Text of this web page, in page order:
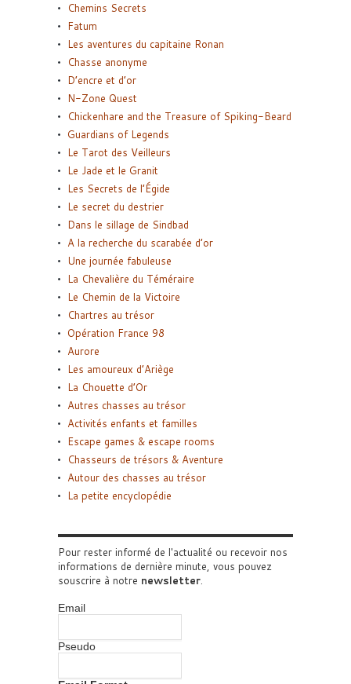
Chemins Secrets
Fatum
Les aventures du capitaine Ronan
Chasse anonyme
D’encre et d’or
N-Zone Quest
Chickenhare and the Treasure of Spiking-Beard
Guardians of Legends
Le Tarot des Veilleurs
Le Jade et le Granit
Les Secrets de l’Égide
Le secret du destrier
Dans le sillage de Sindbad
A la recherche du scarabée d’or
Une journée fabuleuse
La Chevalière du Téméraire
Le Chemin de la Victoire
Chartres au trésor
Opération France 98
Aurore
Les amoureux d’Ariège
La Chouette d’Or
Autres chasses au trésor
Activités enfants et familles
Escape games & escape rooms
Chasseurs de trésors & Aventure
Autour des chasses au trésor
La petite encyclopédie
Pour rester informé de l'actualité ou recevoir nos
informations de dernière minute, vous pouvez
souscrire à notre newsletter.
Email
Pseudo